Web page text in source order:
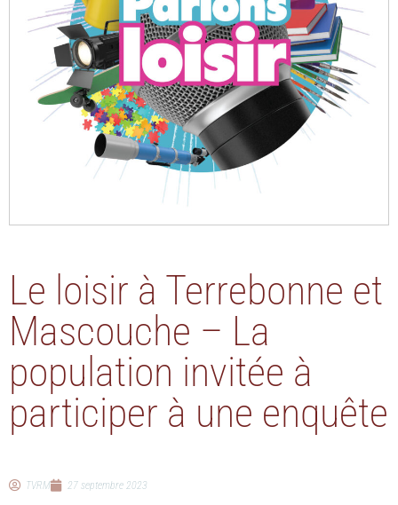
Le loisir à Terrebonne et
Mascouche – La
population invitée à
participer à une enquête
TVRM 27 septembre 2023